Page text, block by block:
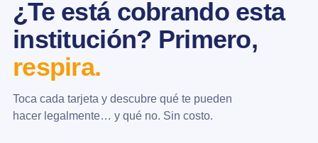
¿Te está cobrando esta
institución? Primero,
respira.
Toca cada tarjeta y descubre qué te pueden
hacer legalmente… y qué no. Sin costo.